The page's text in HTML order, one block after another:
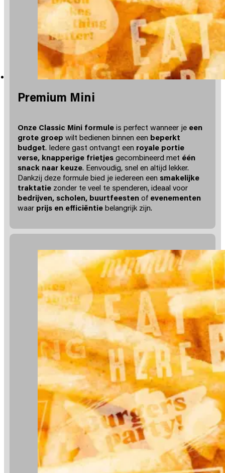
Premium Mini
Onze Classic Mini formuleis perfect wanneer je een
grote groep wilt bedienen binnen een beperkt
budget. Iedere gast ontvangt een royale portie
verse, knapperige frietjesgecombineerd met één
snack naar keuze. Eenvoudig, snel en altijd lekker.
Dankzij deze formule bied je iedereen een smakelijke
traktatiezonder te veel te spenderen, ideaal voor
bedrijven, scholen, buurtfeestenof evenementen
waar prijs en efficiëntiebelangrijk zijn.